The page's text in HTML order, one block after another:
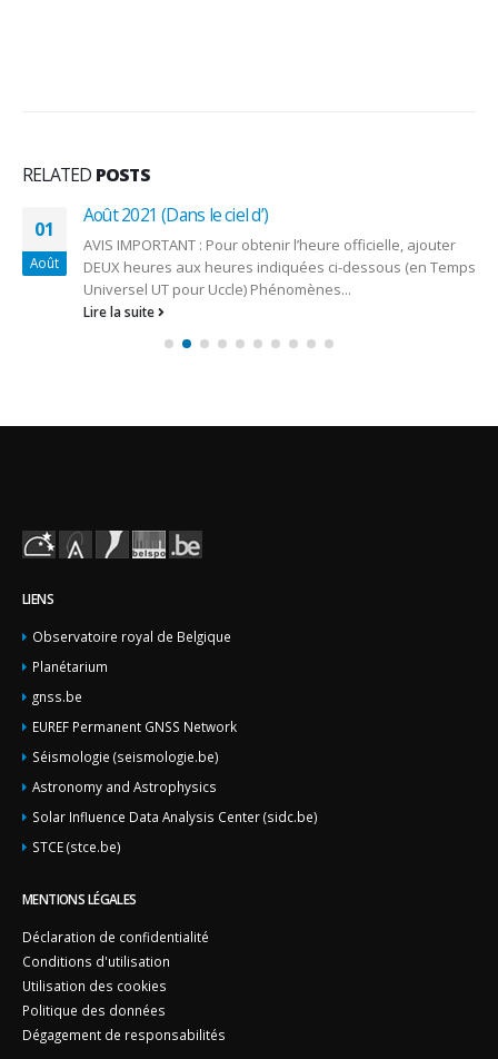
RELATED POSTS
01
Août
Août 2021 (Dans le ciel d’)
AVIS IMPORTANT : Pour obtenir l’heure officielle, ajouter
DEUX heures aux heures indiquées ci-dessous (en Temps
Universel UT pour Uccle) Phénomènes...
Lire la suite
LIENS
Observatoire royal de Belgique
Planétarium
gnss.be
EUREF Permanent GNSS Network
Séismologie (seismologie.be)
Astronomy and Astrophysics
Solar Influence Data Analysis Center (sidc.be)
STCE (stce.be)
MENTIONS LÉGALES
Déclaration de confidentialité
Conditions d'utilisation
Utilisation des cookies
Politique des données
Dégagement de responsabilités